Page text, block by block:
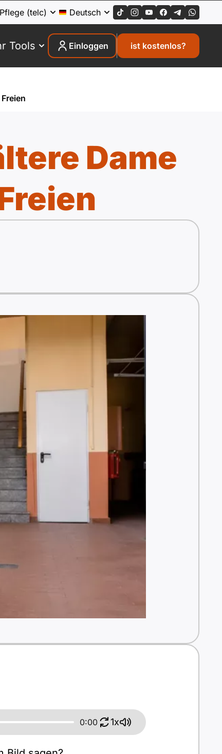
Pflege (telc) Deutsch
Tools Einloggen ist kostenlos?
Dame
0:00 1x